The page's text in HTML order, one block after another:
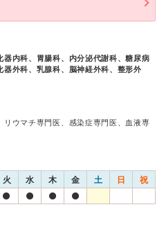
内科、胃腸科、内分泌代謝科、糖尿病
外科、乳腺科、脳神経外科、整形外
ウマチ専門医、感染症専門医、血液専
火 水 木 金 土 日 祝